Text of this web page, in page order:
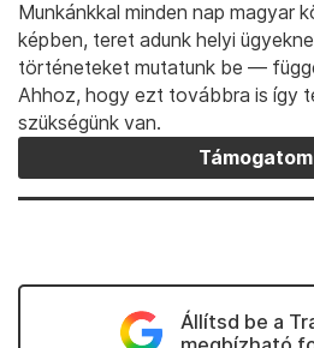
Munkánkkal minden nap magyar
képben, teret adunk helyi
történeteket mutatunk be —
Ahhoz, hogy ezt továbbra is így
szükségünk van.
Támogatom
Állítsd be a